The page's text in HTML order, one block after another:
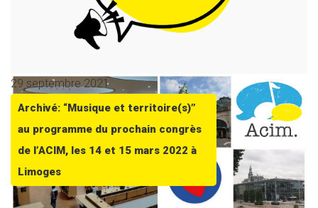
29 septembre 2021
Archivé: “Musique et territoire(s)”
au programme du prochain congrès
de l’ACIM, les 14 et 15 mars 2022 à
Limoges